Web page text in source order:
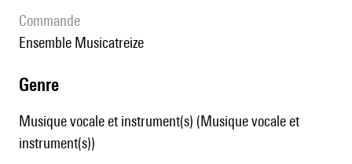
Commande
Ensemble Musicatreize
genre
Musique vocale et instrument(s) (Musique vocale et
instrument(s))